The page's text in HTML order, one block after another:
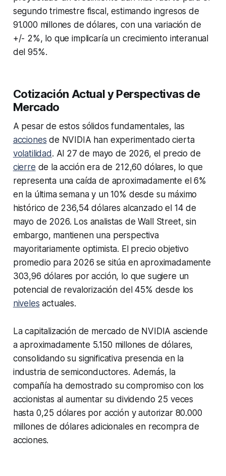
segundo trimestre fiscal, estimando ingresos de
91.000 millones de dólares, con una variación de
+/- 2%, lo que implicaría un crecimiento interanual
del 95%.
Cotización Actual y Perspectivas de
Mercado
A pesar de estos sólidos fundamentales, las
acciones de NVIDIA han experimentado cierta
volatilidad. Al 27 de mayo de 2026, el precio de
cierre de la acción era de 212,60 dólares, lo que
representa una caída de aproximadamente el 6%
en la última semana y un 10% desde su máximo
histórico de 236,54 dólares alcanzado el 14 de
mayo de 2026. Los analistas de Wall Street, sin
embargo, mantienen una perspectiva
mayoritariamente optimista. El precio objetivo
promedio para 2026 se sitúa en aproximadamente
303,96 dólares por acción, lo que sugiere un
potencial de revalorización del 45% desde los
niveles actuales.
La capitalización de mercado de NVIDIA asciende
a aproximadamente 5.150 millones de dólares,
consolidando su significativa presencia en la
industria de semiconductores. Además, la
compañía ha demostrado su compromiso con los
accionistas al aumentar su dividendo 25 veces
hasta 0,25 dólares por acción y autorizar 80.000
millones de dólares adicionales en recompra de
acciones.